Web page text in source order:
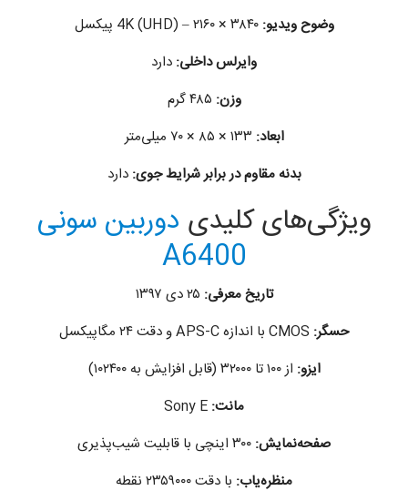
وضوح ویدیو: 4K (UHD) – ۲۱۶۰ × ۳۸۴۰ پیکسل
وایرلس داخلی: دارد
وزن: ۴۸۵ گرم
ابعاد:
بدنه مقاوم در برابر شرایط جوی: دارد
ویژگی‌های کلیدی دوربین سونی
A6400
تاریخ معرفی: ۲۵ دی ۱۳۹۷
حسگر: CMOS با اندازه APS-C و دقت ۲۴ مگاپیکسل
ایزو: از ۱۰۰ تا ۳۲۰۰۰ (قابل افزایش به ۱۰۲۴۰۰)
مانت:
صفحه‌نمایش:
منظره‌یاب: با دقت ۲۳۵۹۰۰۰ نقطه